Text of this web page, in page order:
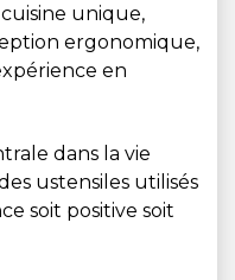
unique,
ergonomique,
en
dans la vie
ustensiles utilisés
soit positive soit